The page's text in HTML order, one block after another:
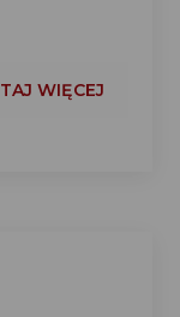
WIĘCEJ